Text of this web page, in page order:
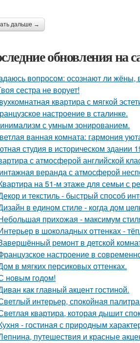
дальше →
обновления на
вопросом: осознают ли жёны,
сестра не ворует!
квартира с мягкой
настроение в сталинке.
с умным зонированием.
ванная комната: гармония
студия в историческом здании
с атмосферой английской
веранда с атмосферой
на 51-м этаже для семьи с
и текстиль - быстрый способ
в едином стиле - когда дом
прихожая - максимум
в шоколадных оттенках -
ремонт в детской
настроение в
в мягких персиковых оттенках.
новым годом!
как главный акцент гостиной.
интерьер, спокойная
квартира, которая дышит
- гостиная с природным
путешествия и красные